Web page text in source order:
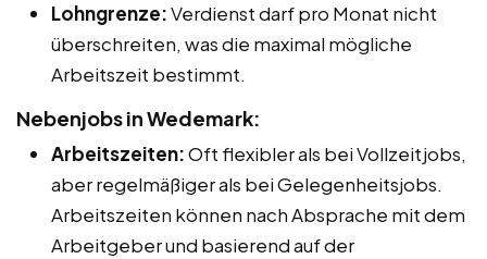
Lohngrenze:Verdienst darf pro Monat nicht
überschreiten, was die maximal mögliche
Arbeitszeit bestimmt.
Nebenjobs in Wedemark:
Arbeitszeiten:Oft flexibler als bei Vollzeitjobs,
aber regelmäßiger als bei Gelegenheitsjobs.
Arbeitszeiten können nach Absprache mit dem
Arbeitgeber und basierend auf der